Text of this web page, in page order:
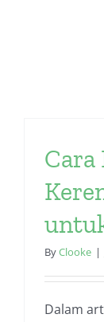
Cara
ByClooke |
Dalam